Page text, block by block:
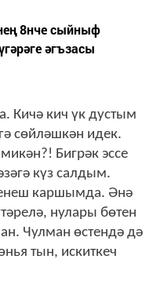
8нче сыйныф
әгъзасы
Кичә кич үк дустым
сөйләшкән идек.
Бигрәк эссе
күз салдым.
каршымда. Әнә
нулары бөтен
Чулман өстендә дә
тын, искиткеч